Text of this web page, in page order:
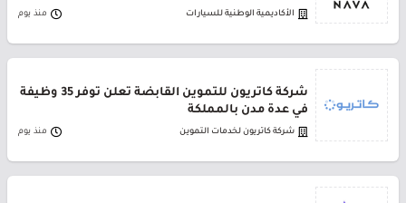
الأكاديمية الوطنية للسيارات منذ يوم
شركة كاتريون للتموين القابضة تعلن توفر 35 وظيفة
في عدة مدن بالمملكة
شركة كاتريون لخدمات التموين منذ يوم